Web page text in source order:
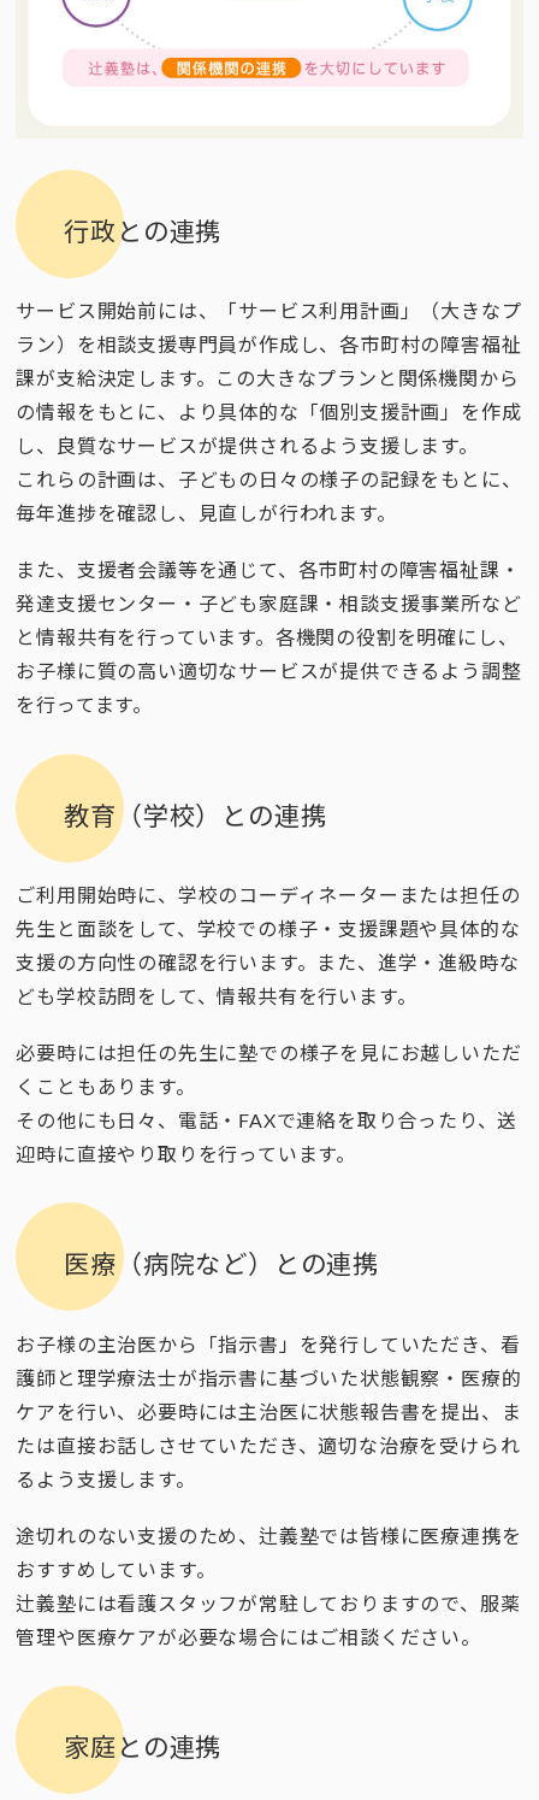
行政との連携
サービス開始前には、「サービス利用計画」（大きなプ
ラン）を相談支援専門員が作成し、各市町村の障害福祉
課が支給決定します。この大きなプランと関係機関から
の情報をもとに、より具体的な「個別支援計画」を作成
し、良質なサービスが提供されるよう支援します。
これらの計画は、子どもの日々の様子の記録をもとに、
毎年進捗を確認し、見直しが行われます。
また、支援者会議等を通じて、各市町村の障害福祉課・
発達支援センター・子ども家庭課・相談支援事業所など
と情報共有を行っています。各機関の役割を明確にし、
お子様に質の高い適切なサービスが提供できるよう調整
を行ってます。
教育（学校）との連携
ご利用開始時に、学校のコーディネーターまたは担任の
先生と面談をして、学校での様子・支援課題や具体的な
支援の方向性の確認を行います。また、進学・進級時な
ども学校訪問をして、情報共有を行います。
必要時には担任の先生に塾での様子を見にお越しいただ
くこともあります。
その他にも日々、電話・FAXで連絡を取り合ったり、送
迎時に直接やり取りを行っています。
医療（病院など）との連携
お子様の主治医から「指示書」を発行していただき、看
護師と理学療法士が指示書に基づいた状態観察・医療的
ケアを行い、必要時には主治医に状態報告書を提出、ま
たは直接お話しさせていただき、適切な治療を受けられ
るよう支援します。
途切れのない支援のため、辻義塾では皆様に医療連携を
おすすめしています。
辻義塾には看護スタッフが常駐しておりますので、服薬
管理や医療ケアが必要な場合にはご相談ください。
家庭との連携